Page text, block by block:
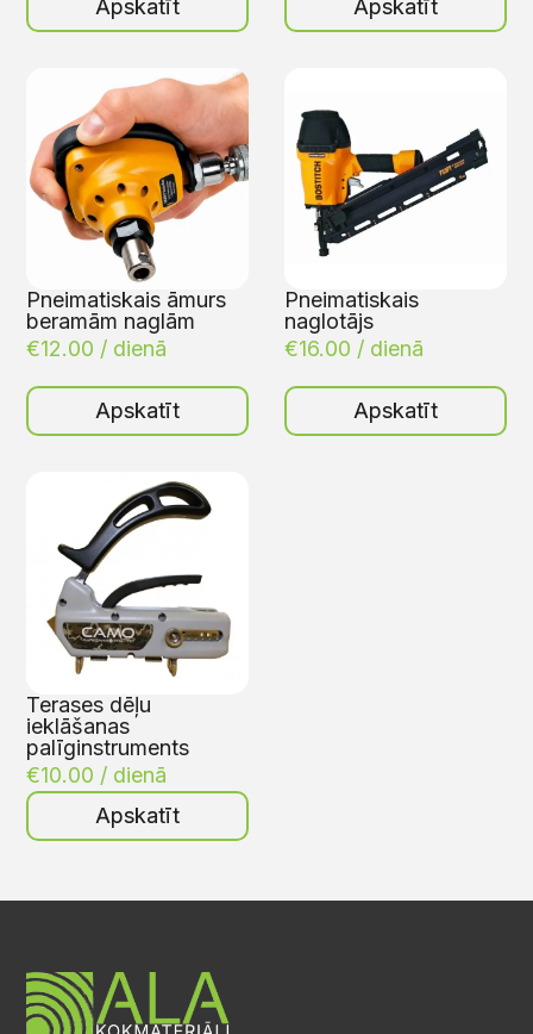
Apskatīt Apskatīt
Pneimatiskais āmurs
beramām naglām
€12.00 / dienā
Apskatīt
Pneimatiskais
naglotājs
€16.00 / dienā
Apskatīt
Terases dēļu
ieklāšanas
palīginstruments
€10.00 / dienā
Apskatīt